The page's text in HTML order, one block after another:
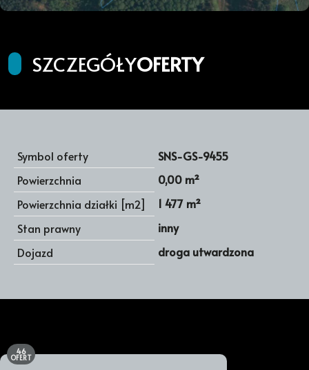
SZCZEGÓŁYOFERTY
Symbol oferty
SNS-GS-9455
Powierzchnia
0,00 m²
Powierzchnia działki [m2]
1 477 m²
Stan prawny
inny
Dojazd
droga utwardzona
46
OFERT